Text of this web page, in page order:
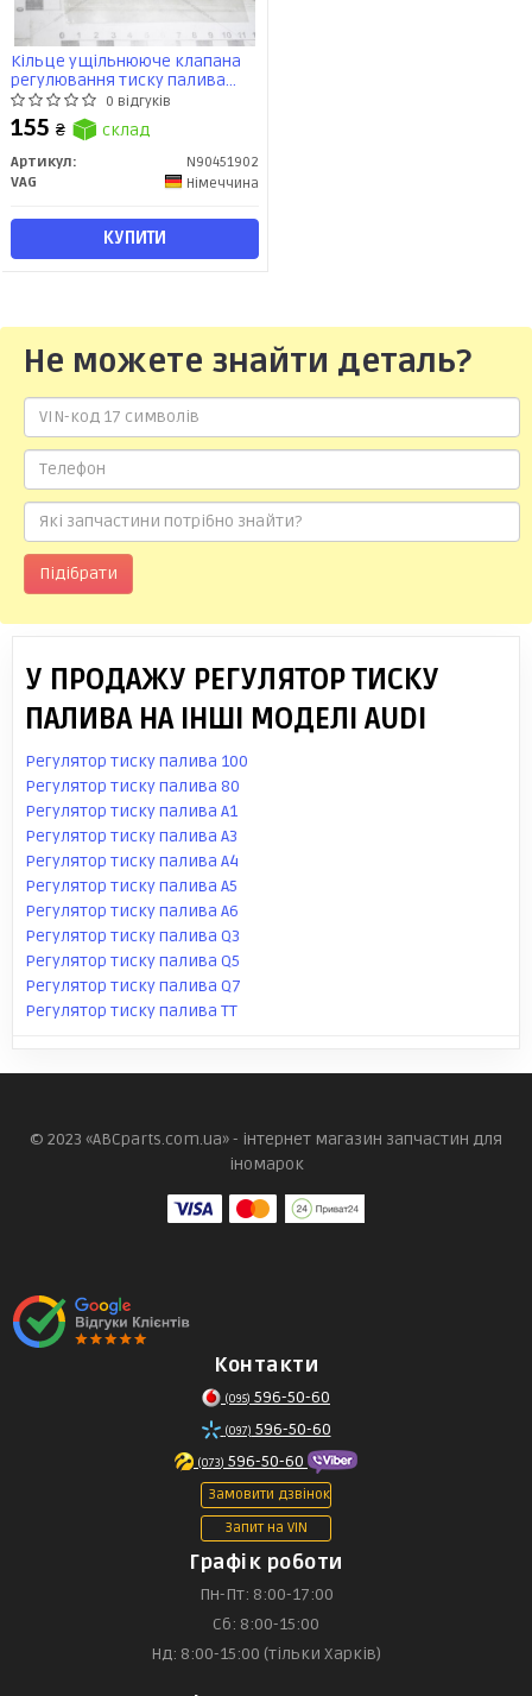
Кільце ущільнююче клапана
регулювання тиску палива
(N90451902) VAG0 відгуків
155 ₴ склад
Артикул:
N90451902
VAG
Німеччина
КУПИТИ
Не можете знайти деталь?
Підібрати
У ПРОДАЖУ РЕГУЛЯТОР ТИСКУ
ПАЛИВА НА ІНШІ МОДЕЛІ AUDI
Регулятор тиску палива 100
Регулятор тиску палива 80
Регулятор тиску палива A1
Регулятор тиску палива A3
Регулятор тиску палива A4
Регулятор тиску палива A5
Регулятор тиску палива A6
Регулятор тиску палива Q3
Регулятор тиску палива Q5
Регулятор тиску палива Q7
Регулятор тиску палива TT
© 2023 «ABCparts.com.ua» - інтернет магазин запчастин для
іномарок
Контакти
(095) 596-50-60
(097) 596-50-60
(073) 596-50-60
Замовити дзвінок
Запит на VIN
Графік роботи
Пн-Пт: 8:00-17:00
Сб: 8:00-15:00
Нд: 8:00-15:00 (тільки Харків)